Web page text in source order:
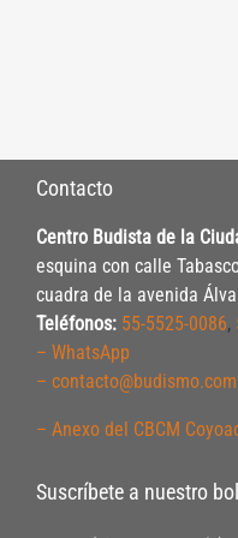
Contacto
Centro Budista de la
esquina con calle
cuadra de la avenida
Teléfonos: 55-5525-0086,
– WhatsApp
– contacto@budismo.com
– Anexo del CBCM
Suscríbete a nuestro